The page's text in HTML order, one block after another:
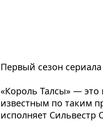
Первый сезон
«Король Талсы» —
известным по таким
исполняет Сильвестр